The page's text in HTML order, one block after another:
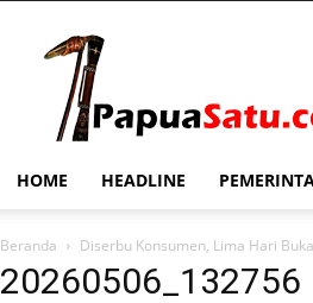
HOME HEADLINE
Beranda Diserbu Konsumen, Lima Hari
20260506_132756